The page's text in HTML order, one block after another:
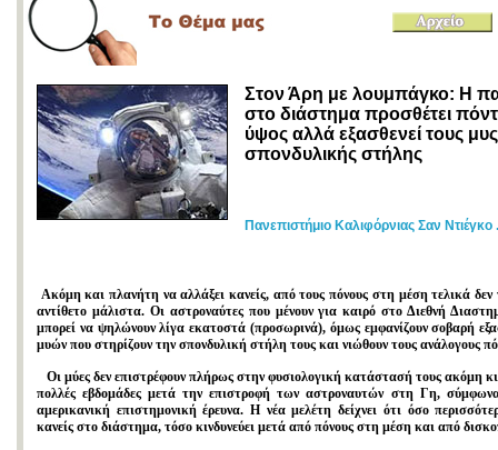
Στον Άρη με λουμπάγκο: Η
στο διάστημα προσθέτει
ύψος αλλά εξασθενεί τους
σπονδυλικής στήλης
Πανεπιστήμιο Καλιφόρνιας Σαν Ντιέγκο
Ακόμη και πλανήτη να αλλάξει κανείς, από τους πόνους στη μέση τελικά δεν
αντίθετο μάλιστα. Οι αστροναύτες που μένουν για καιρό στο Διεθνή
μπορεί να ψηλώνουν λίγα εκατοστά (προσωρινά), όμως εμφανίζουν σοβαρή
μυών που στηρίζουν την σπονδυλική στήλη τους και νιώθουν τους ανάλογους
Οι μύες δεν επιστρέφουν πλήρως στην φυσιολογική κατάστασή τους ακόμη
πολλές εβδομάδες μετά την επιστροφή των αστροναυτών στη Γη,
αμερικανική επιστημονική έρευνα. Η νέα μελέτη δείχνει ότι όσο
κανείς στο διάστημα, τόσο κινδυνεύει μετά από πόνους στη μέση και από